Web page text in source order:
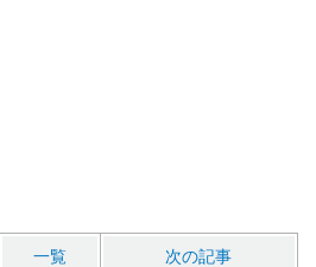
一覧 次の記事